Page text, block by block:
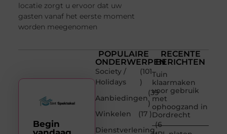
locatie zorgt u ervoor dat uw
gasten vanaf het eerste moment
worden meegenomen
POPULAIRE
ONDERWERPEN
Society /
Holidays
(101
)
Aanbiedingen
(39
)
Winkelen
(17 )
Dienstverlening
(6
RECENTE
BERICHTEN
Tuin
klaarmaken
voor gebruik
met
ophoogzand in
Dordrecht
Begin